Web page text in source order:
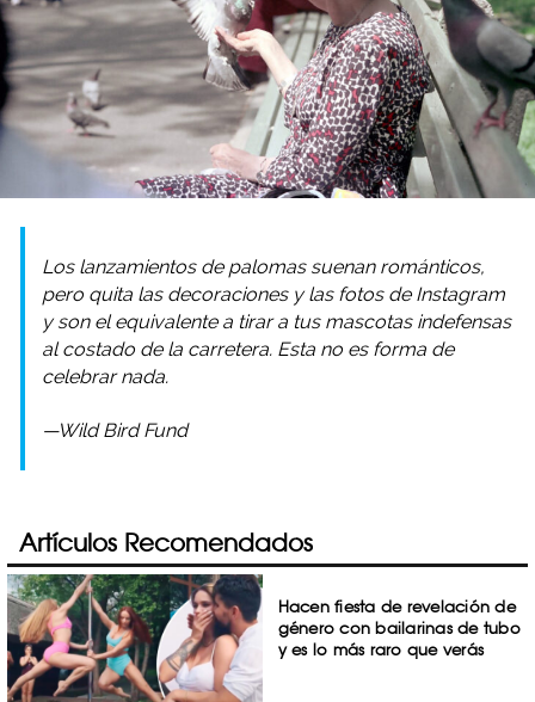
Los lanzamientos de palomas suenan románticos,
pero quita las decoraciones y las fotos de Instagram
y son el equivalente a tirar a tus mascotas indefensas
al costado de la carretera. Esta no es forma de
celebrar nada.
—Wild Bird Fund
Artículos Recomendados
Hacen fiesta de revelación de
género con bailarinas de tubo
y es lo más raro que verás